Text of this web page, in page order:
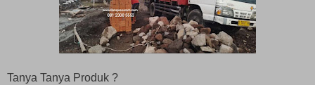
Tanya Tanya Produk ?